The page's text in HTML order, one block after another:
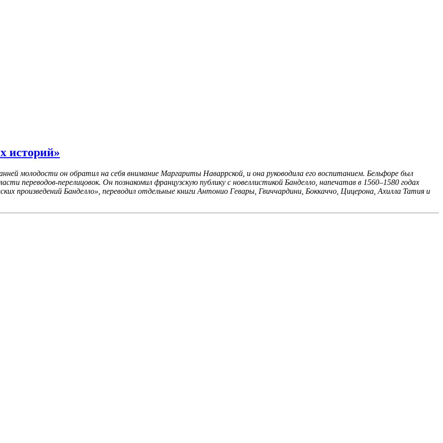
историй»
молодости он обратил на себя внимание Маргариты Наваррской, и она руководила его воспитанием. Бельфоре был
переводов-перелицовок. Он познакомил французскую публику с новеллистикой Банделло, напечатав в 1560–1580 годах
произведений Банделло», переводил отдельные книги Антонио Гевары, Гвиччардини, Боккаччо, Цицерона, Ахилла Татия и